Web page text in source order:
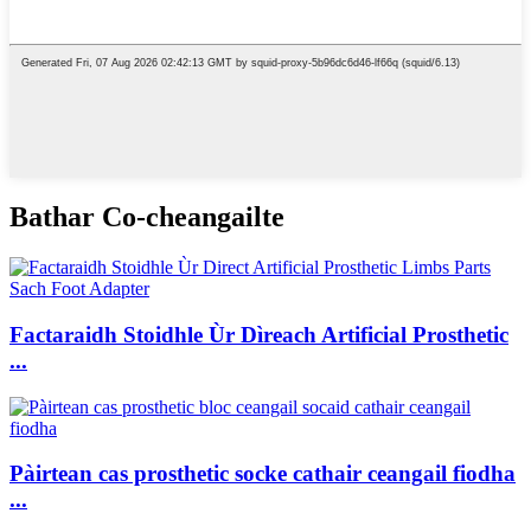
Bathar Co-cheangailte
Factaraidh Stoidhle Ùr Dìreach Artificial Prosthetic
...
Pàirtean cas prosthetic socke cathair ceangail fiodha
...